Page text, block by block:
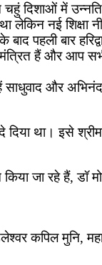
दिशाओं में उन्नति
लेकिन नई शिक्षा
पहली बार
हैं और आप
साधुवाद और
दिया था। इसे
जा रहे हैं, डॉ
कपिल मुनि,